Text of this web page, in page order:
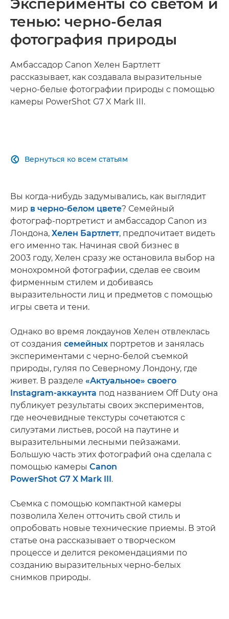
Эксперименты со светом и
тенью: черно-белая
фотография природы
Амбассадор Canon Хелен Бартлетт
рассказывает, как создавала выразительные
черно-белые фотографии природы с помощью
камеры PowerShot G7 X Mark III.
Вернуться ко всем статьям

Вы когда-нибудь задумывались, как выглядит
мир в черно-белом цвете? Семейный
фотограф-портретист и амбассадор Canon из
Лондона, Хелен Бартлетт, предпочитает видеть
его именно так. Начиная свой бизнес в
2003 году, Хелен сразу же остановила выбор на
монохромной фотографии, сделав ее своим
фирменным стилем и добиваясь
выразительности лиц и предметов с помощью
игры света и тени.
Однако во время локдаунов Хелен отвлеклась
от создания семейных портретов и занялась
экспериментами с черно-белой съемкой
природы, гуляя по Северному Лондону, где
живет. В разделе «Актуальное» своего
Instagram-аккаунта под названием Off Duty она
публикует результаты своих экспериментов,
где неочевидные текстуры сочетаются с
силуэтами листьев, росой на паутине и
выразительными лесными пейзажами.
Большую часть этих фотографий она сделала с
помощью камеры Canon
PowerShot G7 X Mark III.
Съемка с помощью компактной камеры
позволила Хелен отточить свой стиль и
опробовать новые технические приемы. В этой
статье она рассказывает о творческом
процессе и делится рекомендациями по
созданию выразительных черно-белых
снимков природы.